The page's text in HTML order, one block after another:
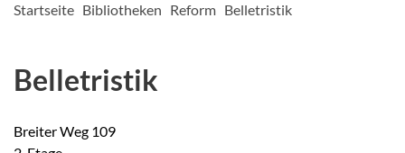
Startseite Bibliotheken Reform Belletristik
Belletristik
Breiter Weg 109